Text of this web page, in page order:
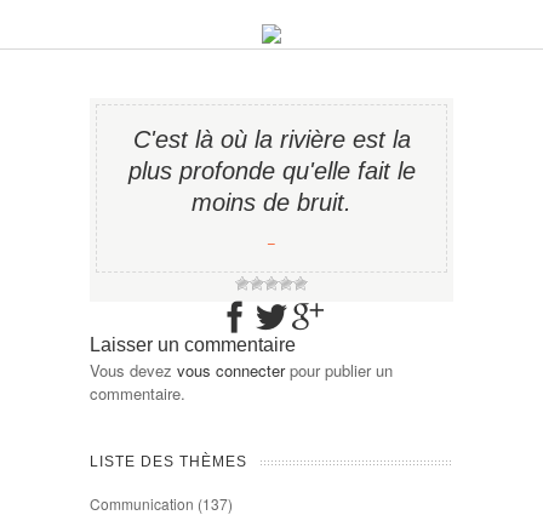
C'est là où la rivière est la
plus profonde qu'elle fait le
moins de bruit.
−
Laisser un commentaire
Vous devez vous connecterpour publier un
commentaire.
LISTE DES THÈMES
Communication (137)